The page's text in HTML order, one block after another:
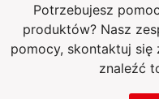
Potrzebujesz
produktów? Nasz
pomocy, skontaktuj się
znaleźć